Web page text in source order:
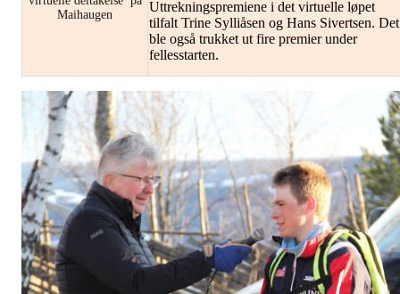
Maihaugen
Uttrekningspremiene i det virtuelle løpet
tilfalt Trine Sylliåsen og Hans Sivertsen. Det
ble også trukket ut fire premier under
fellesstarten.